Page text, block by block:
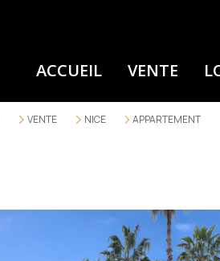
ACCUEIL VENTE
VENTE NICE APPARTEMENT